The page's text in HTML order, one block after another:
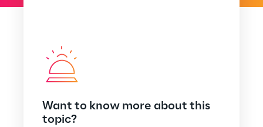
Want to know more about this
topic?